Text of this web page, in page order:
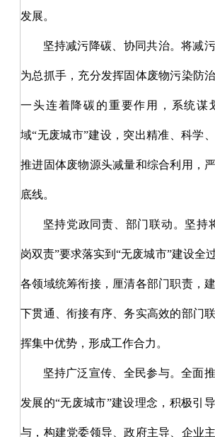
发展。
坚持减污降碳、协同共治。将减
为总抓手，充分发挥固体废物污染防
一头连着降碳的重要作用，系统谋
域“无废城市”建设，突出精准、科学
推进固体废物源头减量和综合利用，
底线。
坚持党政同责、部门联动。坚持
岗双责”要求落实到“无废城市”建设全
各领域统筹衔接，厘清各部门职责，
下贯通、衔接有序、务实高效的部门
挥集中优势，形成工作合力。
坚持广泛宣传、全民参与。全面
发展的“无废城市”建设理念，积极引
与，构建党委领导、政府主导、企业